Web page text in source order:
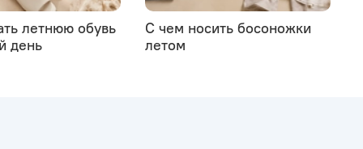
летнюю обувь
день
С чем носить босоножки
летом